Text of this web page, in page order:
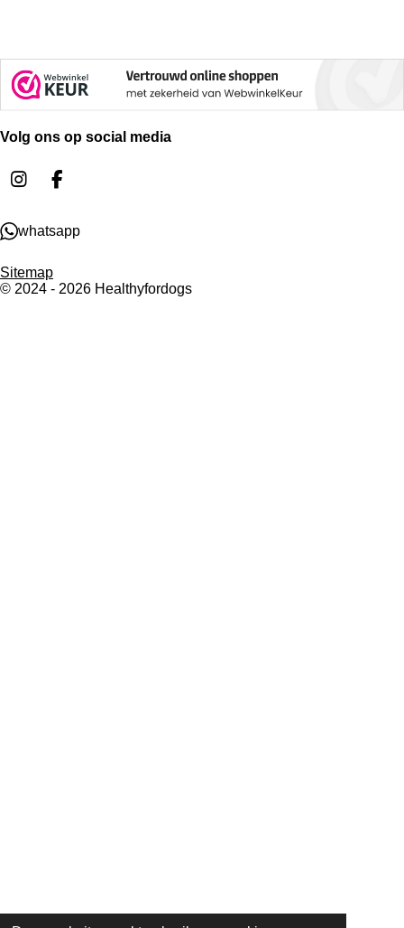
Volg ons op social media
I
t
g
r
F
e
o
whatsapp
Sitemap
© 2024 - 2026 Healthyfordogs